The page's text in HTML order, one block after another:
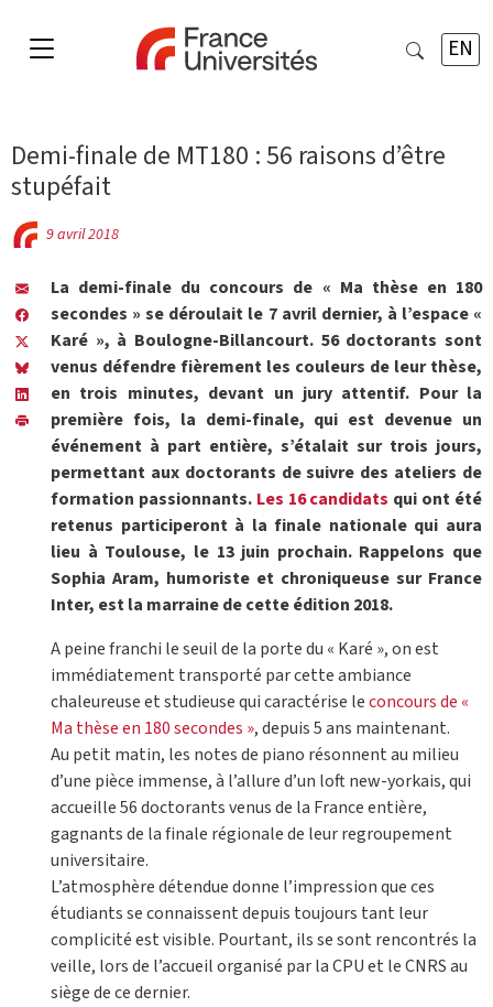
EN
Demi-finale de MT180 : 56 raisons d’être
stupéfait
9 avril 2018
La demi-finale du concours de « Ma thèse en 180
secondes » se déroulait le 7 avril dernier, à l’espace «
Karé », à Boulogne-Billancourt. 56 doctorants sont
venus défendre fièrement les couleurs de leur thèse,
en trois minutes, devant un jury attentif. Pour la
première fois, la demi-finale, qui est devenue un
événement à part entière, s’étalait sur trois jours,
permettant aux doctorants de suivre des ateliers de
formation passionnants. Les 16 candidats qui ont été
retenus participeront à la finale nationale qui aura
lieu à Toulouse, le 13 juin prochain. Rappelons que
Sophia Aram, humoriste et chroniqueuse sur France
Inter, est la marraine de cette édition 2018.
A peine franchi le seuil de la porte du « Karé », on est
immédiatement transporté par cette ambiance
chaleureuse et studieuse qui caractérise leconcours de «
Ma thèse en 180 secondes », depuis 5 ans maintenant.
Au petit matin, les notes de piano résonnent au milieu
d’une pièce immense, à l’allure d’un loft new-yorkais, qui
accueille 56 doctorants venus de la France entière,
gagnants de la finale régionale de leur regroupement
universitaire.
L’atmosphère détendue donne l’impression que ces
étudiants se connaissent depuis toujours tant leur
complicité est visible. Pourtant, ils se sont rencontrés la
veille, lors de l’accueil organisé par la CPU et le CNRS au
siège de ce dernier.